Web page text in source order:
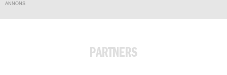
ANNONS
PARTNERS